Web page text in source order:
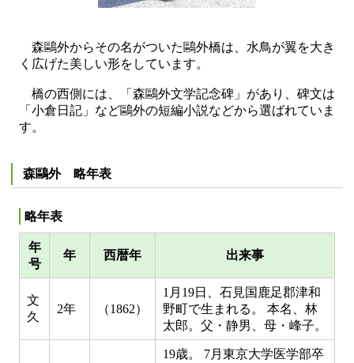
森鷗外からその名がついた鷗外橋は、水鳥が翼を大き
く広げた美しい形をしています。
橋の西側には、「森鷗外文学記念碑」があり、碑文は
「小倉日記」など鷗外の短編小説などから選ばれていま
す。
森鷗外 略年表
略年表
年
号
年 西暦年 出来事
文
久
2年 （1862）
1月19日、石見国鹿足郡津和
野町で生まれる。 本名、林
太郎。父・静男、母・峰子。
19歳。 7月東京大学医学部卒